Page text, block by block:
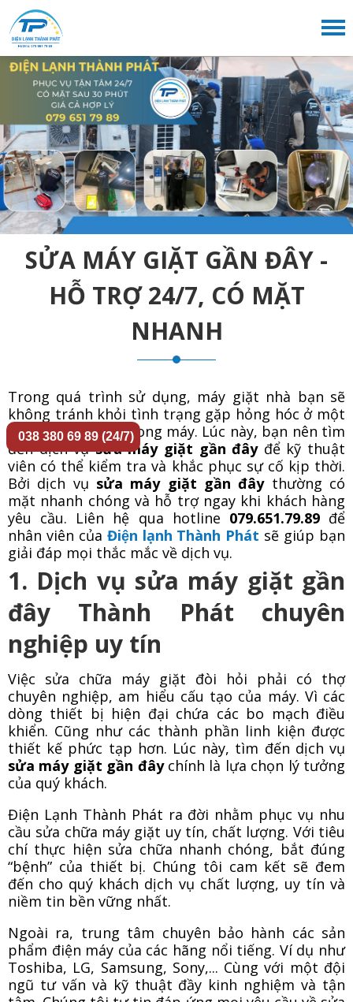
SỬA MÁY GIẶT GẦN ĐÂY -
HỖ TRỢ 24/7, CÓ MẶT
NHANH
Trong quá trình sử dụng, máy giặt nhà bạn sẽ
không tránh khỏi tình trạng gặp hỏng hóc ở một
vài linh kiện bên trong máy. Lúc này, bạn nên tìm
đến dịch vụsửa máy giặt gần đây để kỹ thuật
viên có thể kiểm tra và khắc phục sự cố kịp thời.
Bởi dịch vụ sửa máy giặt gần đâythường có
mặt nhanh chóng và hỗ trợ ngay khi khách hàng
yêu cầu. Liên hệ qua hotline 079.651.79.89để
nhân viên của Điện lạnh Thành Phát sẽ giúp bạn
giải đáp mọi thắc mắc về dịch vụ.
1. Dịch vụ sửa máy giặt gần
đây Thành Phát chuyên
nghiệp uy tín
Việc sửa chữa máy giặt đòi hỏi phải có thợ
chuyên nghiệp, am hiểu cấu tạo của máy. Vì các
dòng thiết bị hiện đại chứa các bo mạch điều
khiển. Cũng như các thành phần linh kiện được
thiết kế phức tạp hơn. Lúc này, tìm đến dịch vụ
sửa máy giặt gần đâychính là lựa chọn lý tưởng
của quý khách.
Điện Lạnh Thành Phát ra đời nhằm phục vụ nhu
cầu sửa chữa máy giặt uy tín, chất lượng. Với tiêu
chí thực hiện sửa chữa nhanh chóng, bắt đúng
“bệnh” của thiết bị. Chúng tôi cam kết sẽ đem
đến cho quý khách dịch vụ chất lượng, uy tín và
niềm tin bền vững nhất.
Ngoài ra, trung tâm chuyên bảo hành các sản
phẩm điện máy của các hãng nổi tiếng. Ví dụ như
Toshiba, LG, Samsung, Sony,... Cùng với một đội
ngũ tư vấn và kỹ thuật đầy kinh nghiệm và tận
038 380 69 89 (24/7)